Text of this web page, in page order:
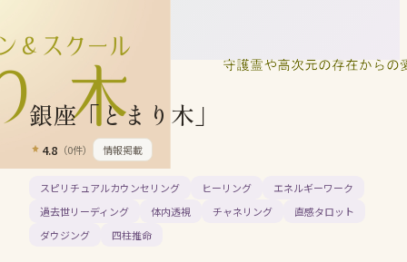
銀座「とまり木」
4.8 （0件） 情報掲載
スピリチュアルカウンセリング ヒーリング
エネルギーワーク
過去世リーディング
体内透視 チャネリング
直感タロット
ダウジング
四柱推命